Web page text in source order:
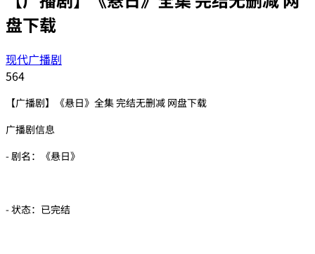
盘下载
现代广播剧
564
【广播剧】《悬日》全集 完结无删减 网盘下载
广播剧信息
- 剧名：《悬日》
- 状态：已完结